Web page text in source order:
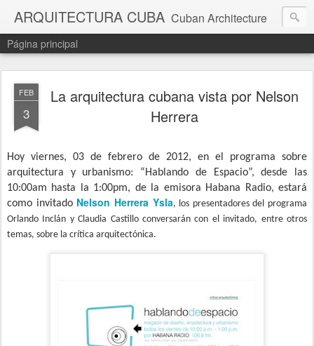
ARQUITECTURA CUBA Cuban Architecture
Página principal
FEB
3
La arquitectura cubana vista por Nelson
Herrera
Hoy viernes, 03 de febrero de 2012, en el programa sobre
arquitectura y urbanismo: “Hablando de Espacio”, desde las
10:00am hasta la 1:00pm, de la emisora Habana Radio, estará
como invitado Nelson Herrera Ysla, los presentadores del programa
Orlando Inclán y Claudia Castillo conversarán con el invitado, entre otros
temas, sobre la crítica arquitectónica.